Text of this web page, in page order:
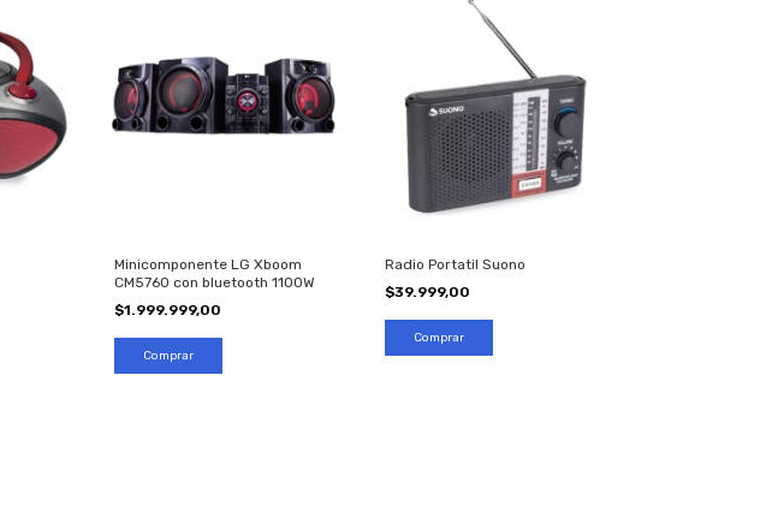
Minicomponente LG Xboom
CM5760 con bluetooth 1100W
$1.999.999,00
Radio Portatil Suono
$39.999,00